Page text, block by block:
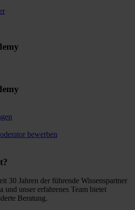
bewerben
30 Jahren der führende Wissenspartner
und unser erfahrenes Team bietet
Beratung.